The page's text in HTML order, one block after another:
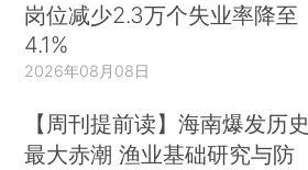
岗位减少2.3万个失业率降至
4.1%
2026年08月08日
【周刊提前读】海南爆发历史
最大赤潮 渔业基础研究与防